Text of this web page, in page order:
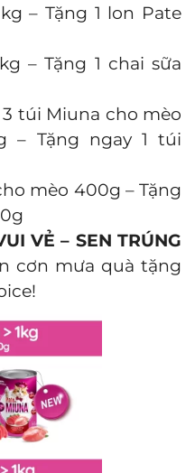
– Tặng 1 lon Pate
– Tặng 1 chai sữa
3 túi Miuna cho mèo
– Tặng ngay 1 túi
mèo 400g – Tặng
VẺ – SEN TRÚNG
cơn mưa quà tặng